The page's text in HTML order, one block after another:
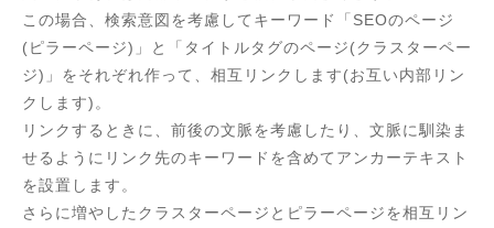
この場合、検索意図を考慮してキーワード「SEOのページ
(ピラーページ)」と「タイトルタグのページ(クラスターペー
ジ)」をそれぞれ作って、相互リンクします(お互い内部リン
クします)。
リンクするときに、前後の文脈を考慮したり、文脈に馴染ま
せるようにリンク先のキーワードを含めてアンカーテキスト
を設置します。
さらに増やしたクラスターページとピラーページを相互リン